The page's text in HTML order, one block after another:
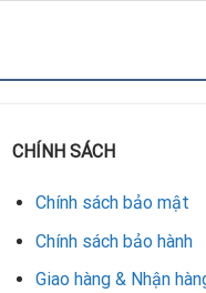
lượng và chi phí hợp
bảo VGA Palit của
CHÍNH SÁCH
Chính sách bảo mật
Chính sách bảo hành
Giao hàng & Nhận